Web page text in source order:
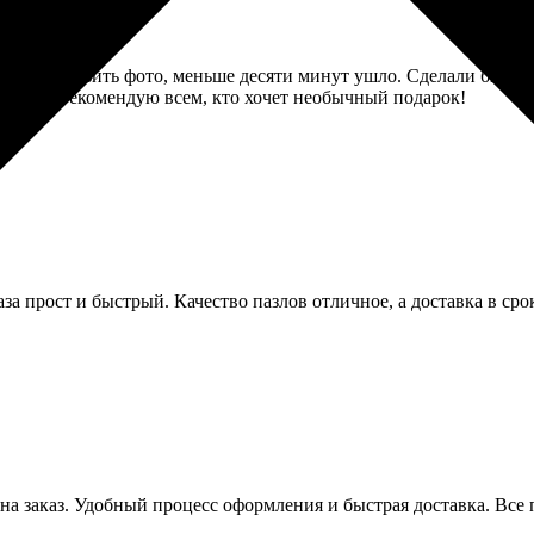
загрузить фото, меньше десяти минут ушло. Сделали
цело. Рекомендую всем, кто хочет необычный подарок!
прост и быстрый. Качество пазлов отличное, а доставка в
заказ. Удобный процесс оформления и быстрая доставка. Все